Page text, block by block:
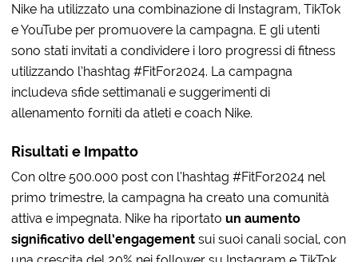
Nike ha utilizzato una combinazione di Instagram, TikTok
e YouTube per promuovere la campagna. E gli utenti
sono stati invitati a condividere i loro progressi di fitness
utilizzando l’hashtag #FitFor2024. La campagna
includeva sfide settimanali e suggerimenti di
allenamento forniti da atleti e coach Nike.
Risultati e Impatto
Con oltre 500.000 post con l’hashtag #FitFor2024 nel
primo trimestre, la campagna ha creato una comunità
attiva e impegnata. Nike ha riportatoun aumento
significativo dell’engagement sui suoi canali social, con